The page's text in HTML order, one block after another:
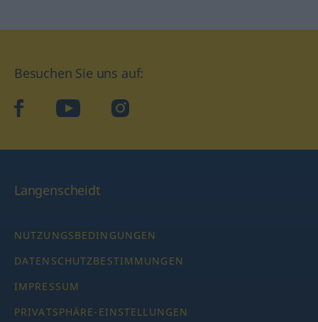
Besuchen Sie uns auf:
facebookYouTube Instagram
Langenscheidt
NUTZUNGSBEDINGUNGEN
DATENSCHUTZBESTIMMUNGEN
IMPRESSUM
PRIVATSPHÄRE-EINSTELLUNGEN